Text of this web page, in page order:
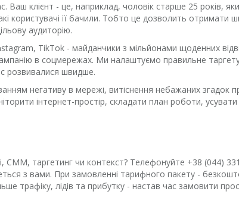
Ваш клієнт - це, наприклад, чоловік старше 25 років,
користувачі її бачили. Тобто це дозволить отримати
аудиторію.
TikTok - майданчики з мільйонами щоденних
в соцмережах. Ми налаштуємо правильне
розвивалися швидше.
негативу в мережі, витіснення небажаних згадок
інтернет-простір, складати план роботи, усувати
СММ, таргетинг чи контекст? Телефонуйте +38 (044)
з вами. При замовленні тарифного пакету -
трафіку, лідів та прибутку - настав час замовити